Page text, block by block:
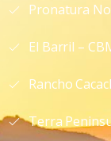
Pronatura
El Barril –
Rancho
Terra